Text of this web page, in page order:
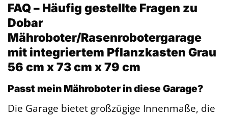
FAQ – Häufig gestellte Fragen zu
Dobar
Mähroboter/Rasenrobotergarage
mit integriertem Pflanzkasten Grau
56 cm x 73 cm x 79 cm
Passt mein Mähroboter in diese Garage?
Die Garage bietet großzügige Innenmaße, die